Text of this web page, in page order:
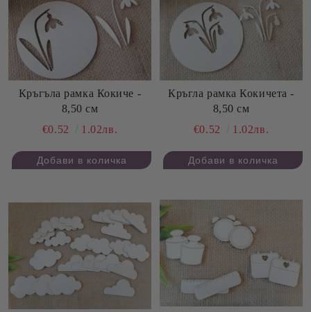
Кръгъла рамка Кокиче -
8,50 см
€0.52
1.02лв.
Кръгла рамка Кокичета -
8,50 см
€0.52
1.02лв.